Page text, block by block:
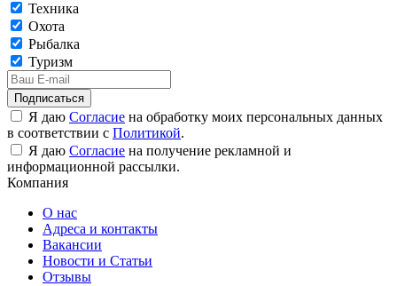
Техника
Охота
Рыбалка
Туризм
Подписаться
Я даю Согласие на обработку моих персональных данных
в соответствии с Политикой.
Я даю Согласие на получение рекламной и
информационной рассылки.
Компания
О нас
Адреса и контакты
Вакансии
Новости и Статьи
Отзывы